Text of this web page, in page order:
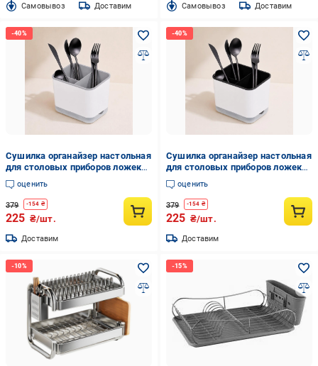
Cамовывоз Доставим Cамовывоз Доставим
Сушилка органайзер настольная
для столовых приборов ложек
вилок ножей Белый/Серый
(0032-0002)
оценить
379 -154 ₴
225 ₴/шт.
Доставим
Сушилка органайзер настольная
для столовых приборов ложек
вилок ножей Белый/Черный
(0032-0001)
оценить
379 -154 ₴
225 ₴/шт.
Доставим